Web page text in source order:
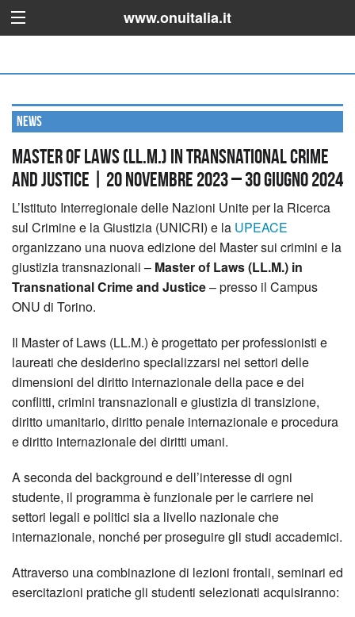
www.onuitalia.it
News
Master of Laws (LL.M.) in Transnational Crime
and Justice | 20 novembre 2023 – 30 giugno 2024
L’Istituto Interregionale delle Nazioni Unite per la Ricerca
sul Crimine e la Giustizia (UNICRI) e la UPEACE
organizzano una nuova edizione del Master sui crimini e la
giustizia transnazionali – Master of Laws (LL.M.) in
Transnational Crime and Justice– presso il Campus
ONU di Torino.
Il Master of Laws (LL.M.) è progettato per professionisti e
laureati che desiderino specializzarsi nei settori delle
dimensioni del diritto internazionale della pace e dei
conflitti, crimini transnazionali e giustizia di transizione,
diritto umanitario, diritto penale internazionale e procedura
e diritto internazionale dei diritti umani.
A seconda del background e dell’interesse di ogni
studente, il programma è funzionale per le carriere nei
settori legali e politici sia a livello nazionale che
internazionale, nonché per proseguire gli studi accademici.
Attraverso una combinazione di lezioni frontali, seminari ed
esercitazioni pratiche gli studenti selezionati acquisiranno: